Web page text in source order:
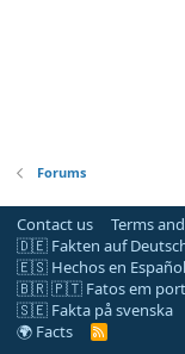
Forums
Contact us Terms
🇩🇪 Fakten auf
🇪🇸 Hechos en Español
🇧🇷 🇵🇹 Fatos em
🇸🇪 Fakta på svenska
🌍 Facts
R